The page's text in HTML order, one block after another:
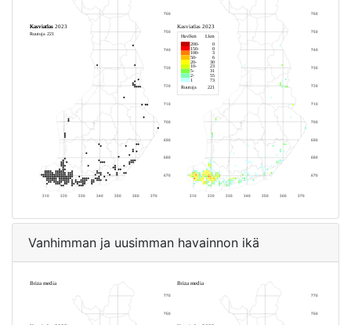
Vanhimman ja uusimman havainnon ikä